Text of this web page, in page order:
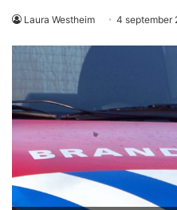
Laura Westheim 4 september